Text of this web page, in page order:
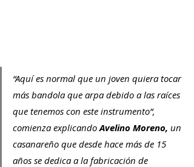
“Aquí es normal que un joven quiera tocar
más bandola que arpa debido a las raíces
que tenemos con este instrumento”,
comienza explicando Avelino Moreno, un
casanareño que desde hace más de 15
años se dedica a la fabricación de